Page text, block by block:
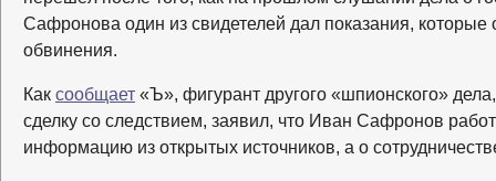
Сафронова один из свидетелей дал показания, которые
обвинения.
Как сообщает «Ъ», фигурант другого «шпионского»
сделку со следствием, заявил, что Иван Сафронов
информацию из открытых источников, а о